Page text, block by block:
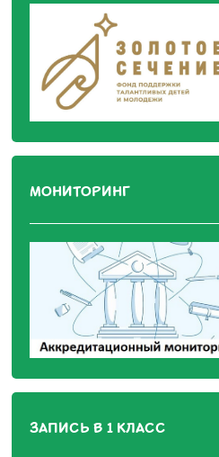
МОНИТОРИНГ
ЗАПИСЬ В 1 КЛАСС